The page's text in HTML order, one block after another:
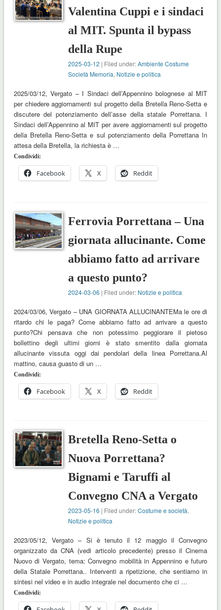
Valentina Cuppi e i sindaci
al MIT. Spunta il bypass
della Rupe
2025-03-12 | Filed under:Ambiente Costume
Società Memoria, Notizie e politica
2025/03/12, Vergato – I Sindaci dell’Appennino bolognese al MIT
per chiedere aggiornamenti sul progetto della Bretella Reno-Setta e
discutere del potenziamento dell’asse della statale Porrettana. I
Sindaci dell’Appennino al MIT per avere aggiornamenti sul progetto
della Bretella Reno-Setta e sul potenziamento della Porrettana In
attesa della Bretella, la richiesta è …
Condividi:
Facebook X Reddit
Ferrovia Porrettana – Una
giornata allucinante. Come
abbiamo fatto ad arrivare
a questo punto?
2024-03-06 | Filed under: Notizie e politica
2024/03/06, Vergato – UNA GIORNATA ALLUCINANTEMa le ore di
ritardo chi le paga? Come abbiamo fatto ad arrivare a questo
punto?Chi pensava che non potessimo peggiorare il pietoso
bollettino degli ultimi giorni è stato smentito dalla giornata
allucinante vissuta oggi dai pendolari della linea Porrettana.Al
mattino, causa guasto di un …
Condividi:
Facebook X Reddit
Bretella Reno-Setta o
Nuova Porrettana?
Bignami e Taruffi al
Convegno CNA a Vergato
2023-05-16 | Filed under:Costume e società,
Notizie e politica
2023/05/12, Vergato – Si è tenuto il 12 maggio il Convegno
organizzato da CNA (vedi articolo precedente) presso il Cinema
Nuovo di Vergato, tema: Convegno mobilità in Appennino e futuro
della Statale Porrettana.. Interventi a ripetizione, che sentiamo in
sintesi nel video e in audio integrale nel documento che ci …
Condividi: